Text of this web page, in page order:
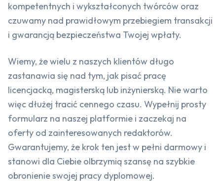
kompetentnych i wykształconych twórców oraz
czuwamy nad prawidłowym przebiegiem transakcji
i gwarancją bezpieczeństwa Twojej wpłaty.
Wiemy, że wielu z naszych klientów długo
zastanawia się nad tym, jak pisać pracę
licencjacką, magisterską lub inżynierską. Nie warto
więc dłużej tracić cennego czasu. Wypełnij prosty
formularz na naszej platformie i zaczekaj na
oferty od zainteresowanych redaktorów.
Gwarantujemy, że krok ten jest w pełni darmowy i
stanowi dla Ciebie olbrzymią szansę na szybkie
obronienie swojej pracy dyplomowej.